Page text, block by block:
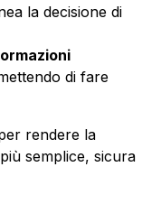
la decisione di
di fare
rendere la
semplice, sicura